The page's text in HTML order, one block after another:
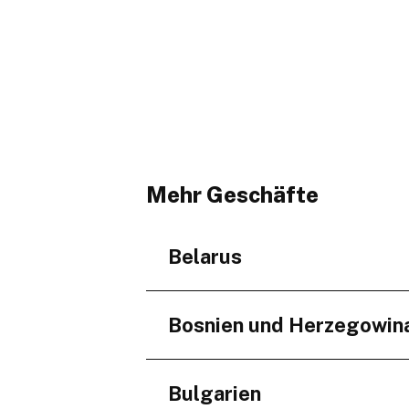
Mehr Geschäfte
Belarus
Regionen
Minskaja voblasć
Bosnien und
Regionen
Bulgarien